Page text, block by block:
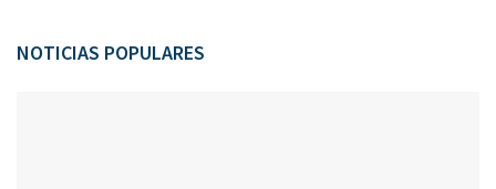
NOTICIAS POPULARES